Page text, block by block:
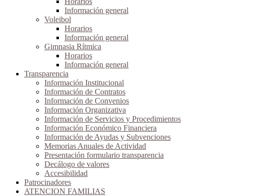
Información general
Voleibol
Horarios
Información general
Gimnasia Rítmica
Horarios
Información general
Transparencia
Información Institucional
Información de Contratos
Información de Convenios
Información Organizativa
Información de Servicios y Procedimientos
Información Económico Financiera
Información de Ayudas y Subvenciones
Memorias Anuales de Actividad
Presentación formulario transparencia
Decálogo de valores
Accesibilidad
Patrocinadores
ATENCION FAMILIAS